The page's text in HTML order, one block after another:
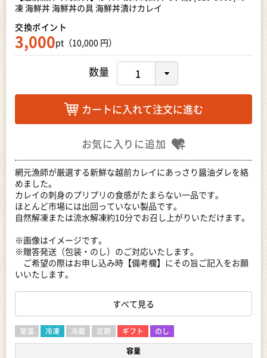
凍 海鮮丼 海鮮丼の具 海鮮丼漬けカレイ
交換ポイント
3,000pt（10,000 円）
数量
カートに入れて注文に進む
お気に入りに追加
網元漁師が厳選する新鮮な越前カレイにあっさり醤油ダレを絡
めました。
カレイの刺身のプリプリの食感がたまらない一品です。
ほとんど市場には出回っていない製品です。
自然解凍または流水解凍約10分でお召し上がりいただけます。
※画像はイメージです。
※贈答発送（包装・のし）のご対応いたします。
ご希望の際はお申し込み時【備考欄】にその旨ご記入をお願
いいたします。
■ 返礼品について
美味しさの秘訣は
(1)水揚げしたその日のうちに加工するので鮮度が抜群。
(2)マイナス40℃の急速冷凍で、身の細胞を壊さずプリプリの食
すべて見る
常温 冷凍 冷蔵 定期 ギフト
のし
容量